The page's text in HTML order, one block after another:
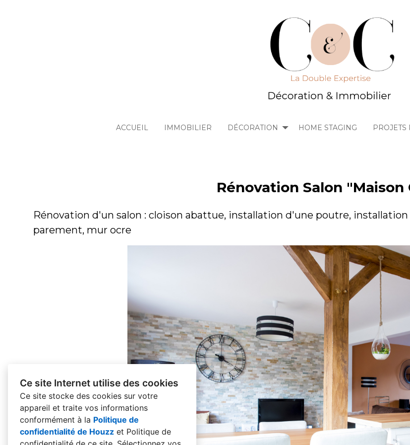
Ce site Internet utilise des cookies
Ce site stocke des cookies sur votre
appareil et traite vos informations
conformément à la Politique de
confidentialité de Houzz et Politique de
ACCUEIL IMMOBILIER DÉCORATION HOME STAGING PROJETS
Rénovation Salon "Maison
Rénovation d'un salon : cloison abattue, installation d'une poutre,
parement, mur ocre